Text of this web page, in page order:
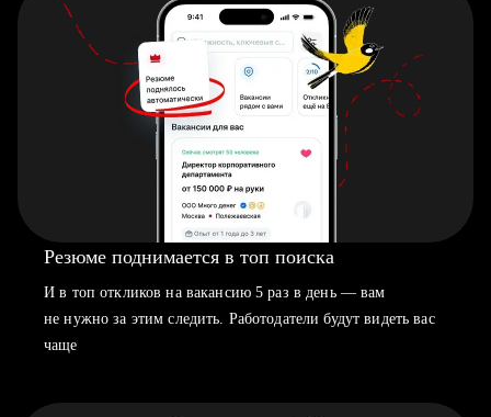
Резюме поднимается в топ поиска
И в топ откликов на вакансию 5 раз в день — вам
не нужно за этим следить. Работодатели будут видеть вас
чаще